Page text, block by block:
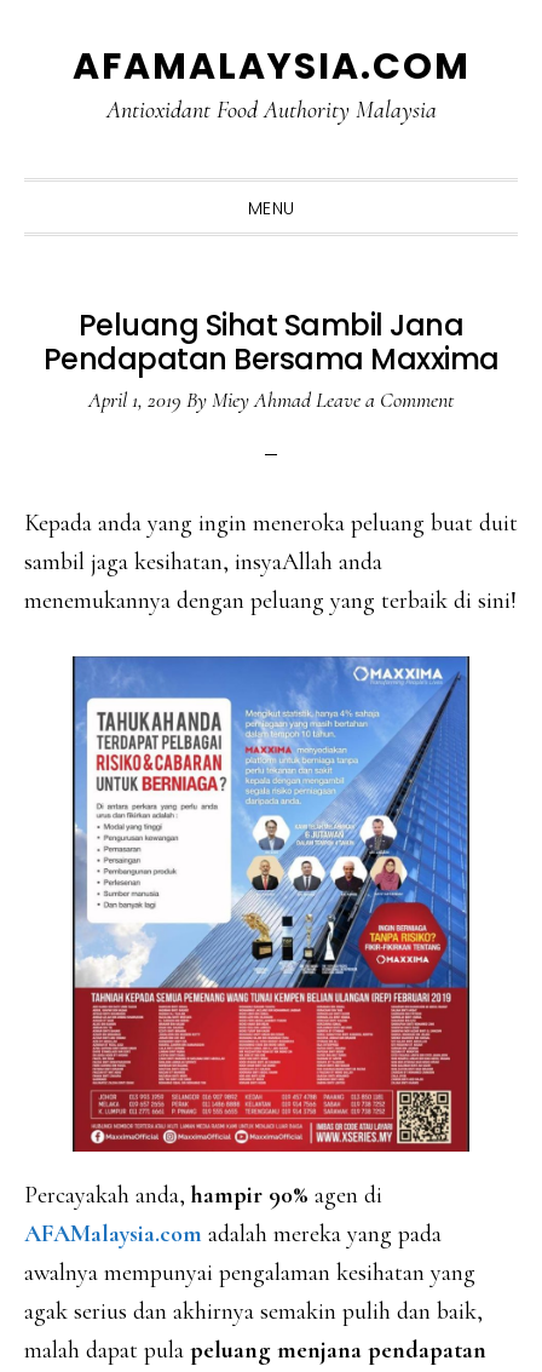
AFAMALAYSIA.COM
Antioxidant Food Authority Malaysia
MENU
Peluang Sihat Sambil Jana
Pendapatan Bersama Maxxima
April 1, 2019 ByMiey AhmadLeave a Comment
Kepada anda yang ingin meneroka peluang buat duit
sambil jaga kesihatan, insyaAllah anda
menemukannya dengan peluang yang terbaik di sini!
Percayakah anda, hampir 90% agen di
AFAMalaysia.com adalah mereka yang pada
awalnya mempunyai pengalaman kesihatan yang
agak serius dan akhirnya semakin pulih dan baik,
malah dapat pula peluang menjana pendapatan